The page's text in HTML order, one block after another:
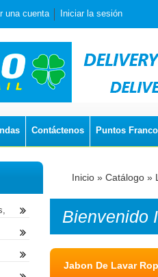
una cuenta Iniciar la sesión
Contáctenos Puntos Franco
Inicio » Catálogo »
Bienvenido
Jabon De Lavar